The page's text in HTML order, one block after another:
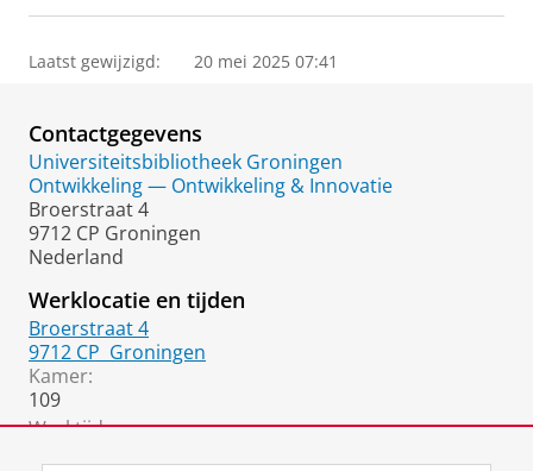
Laatst gewijzigd: 20 mei 2025 07:41
Contactgegevens
Universiteitsbibliotheek Groningen
Ontwikkeling — Ontwikkeling & Innovatie
Broerstraat 4
9712 CP Groningen
Nederland
Werklocatie en tijden
Broerstraat 4
9712 CP Groningen
Kamer:
109
Werktijden: